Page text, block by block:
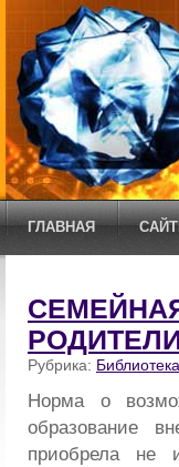
ГЛАВНАЯ
Рубрика: Библиотека
Норма о
образование
приобрела не